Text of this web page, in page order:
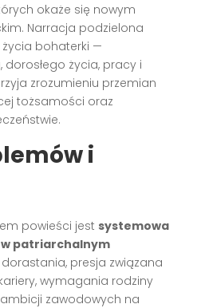
okaże się nowym
Narracja podzielona
życia bohaterki —
życia, pracy i
zrozumieniu przemian
tożsamości oraz
i
powieści jest systemowa
patriarchalnym
dorastania, presja związana
wymagania rodziny
zawodowych na